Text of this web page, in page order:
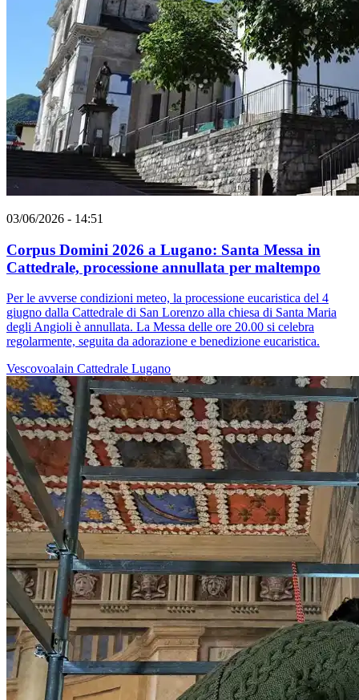
03/06/2026 - 14:51
Corpus Domini 2026 a Lugano: Santa Messa in
Cattedrale, processione annullata per maltempo
Per le avverse condizioni meteo, la processione eucaristica del 4
giugno dalla Cattedrale di San Lorenzo alla chiesa di Santa Maria
degli Angioli è annullata. La Messa delle ore 20.00 si celebra
regolarmente, seguita da adorazione e benedizione eucaristica.
Vescovoalain Cattedrale Lugano